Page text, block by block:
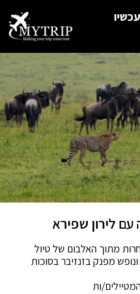
מתוך האלבום של טיול
מפנק בזנזיבר בסוכות
ות